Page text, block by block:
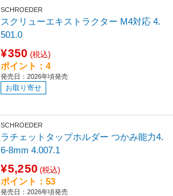
SCHROEDER
スクリューエキストラクター M4対応 4.
501.0
¥350 (税込)
ポイント：4
発売日：2026年頃発売
お取り寄せ
SCHROEDER
ラチェットタップホルダー つかみ能力4.
6-8mm 4.007.1
¥5,250 (税込)
ポイント：53
発売日：2026年頃発売